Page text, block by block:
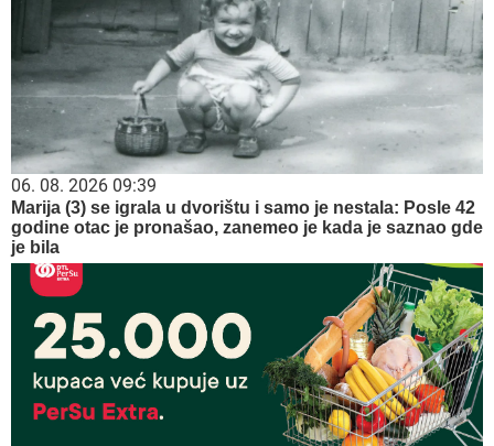
06. 08. 2026 09:39
Marija (3) se igrala u dvorištu i samo je nestala: Posle 42
godine otac je pronašao, zanemeo je kada je saznao gde
je bila